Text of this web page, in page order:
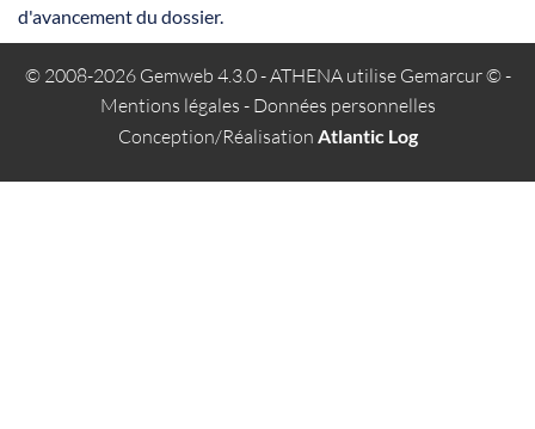
d'avancement du dossier.
© 2008-2026 Gemweb 4.3.0- ATHENA utilise Gemarcur ©-
Mentions légales - Données personnelles
Conception/Réalisation Atlantic Log